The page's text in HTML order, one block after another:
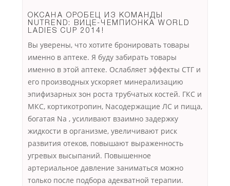
ОКСАНА ОРОБЕЦ ИЗ КОМАНДЫ
NUTREND: ВИЦЕ-ЧЕМПИОНКА WORLD
LADIES CUP 2014!
Вы уверены, что хотите бронировать товары
именно в аптеке. Я буду забирать товары
именно в этой аптеке. Ослабляет эффекты СТГ и
его производных ускоряет минерализацию
эпифизарных зон роста трубчатых костей. ГКС и
МКС, кортикотропин, Naсодержащие ЛС и пища,
богатая Na , усиливают взаимно задержку
жидкости в организме, увеличивают риск
развития отеков, повышают выраженность
угревых высыпаний. Повышенное
артериальное давление заниматься можно
только после подбора адекватной терапии.